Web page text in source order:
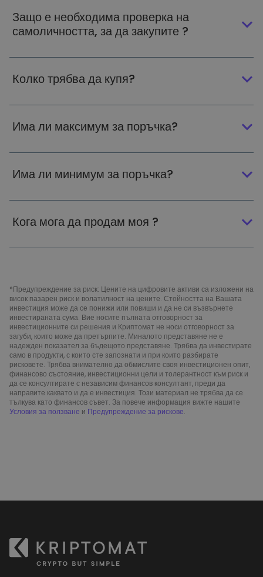
Защо е необходима проверка на
самоличността, за да закупите ?
Колко трябва да купя?
Има ли максимум за поръчка?
Има ли минимум за поръчка?
Кога мога да продам моя ?
*Предупреждение за риск: Цените на цифровите активи са изложени на
висок пазарен риск и волатилност на цените. Стойността на Вашата
инвестиция може да се понижи или повиши и да не си възвърнете
инвестираната сума. Вие носите пълната отговорност за
инвестиционните си решения и Криптомат не носи отговорност за
загуби, които може да претърпите. Миналото представяне не е
надежден показател за бъдещото представяне. Трябва да инвестирате
само в продукти, с които сте запознати и при които разбирате
рисковете. Трябва внимателно да обмислите своя инвестиционен опит,
финансово състояние, инвестиционни цели и толерантност към риск и
да се консултирате с независим финансов консултант, преди да
направите каквато и да е инвестиция. Този материал не трябва да се
тълкува като финансов съвет. За повече информация вижте нашите
Условия за ползване и Предупреждение за рискове.